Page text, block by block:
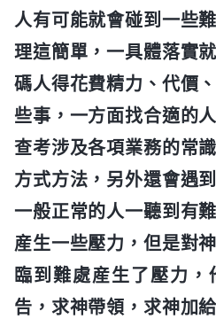
人有可能就會碰到一些
理這簡單，一具體落實
碼人得花費精力、代價
些事，一方面找合適的
查考涉及各項業務的常
方式方法，另外還會遇
一般正常的人一聽到有
産生一些壓力，但是對
臨到難處産生了壓力
告，求神帶領，求神加